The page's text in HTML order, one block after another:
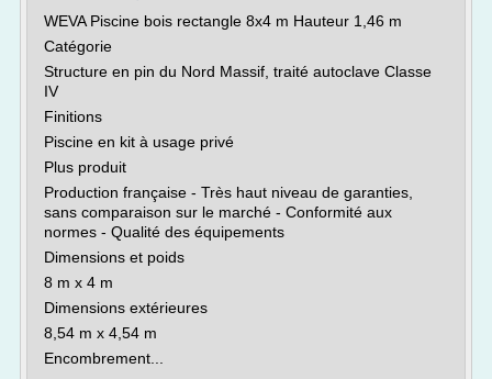
WEVA Piscine bois rectangle 8x4 m Hauteur 1,46 m
Catégorie
Structure en pin du Nord Massif, traité autoclave Classe
IV
Finitions
Piscine en kit à usage privé
Plus produit
Production française - Très haut niveau de garanties,
sans comparaison sur le marché - Conformité aux
normes - Qualité des équipements
Dimensions et poids
8 m x 4 m
Dimensions extérieures
8,54 m x 4,54 m
Encombrement...